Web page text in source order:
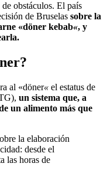
obstáculos. El país
de Bruselas sobre la
«döner kebab«, y
al «döner« el estatus de
un sistema que, a
un alimento más que
la elaboración
desde el
las horas de